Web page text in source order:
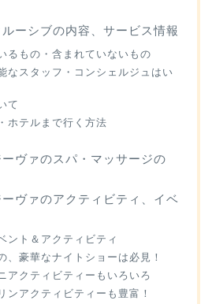
ーシブの内容、サービス情報
るもの・含まれていないもの
なスタッフ・コンシェルジュはい
て
ホテルまで行く方法
ヴァのスパ・マッサージの
ヴァのアクティビティ、イベ
ント＆アクティビティ
、豪華なナイトショーは必見！
アクティビティーもいろいろ
ンアクティビティーも豊富！